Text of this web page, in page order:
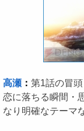
高瀬 ： 第1話の冒
恋に落ちる瞬間・
なり明確なテーマ